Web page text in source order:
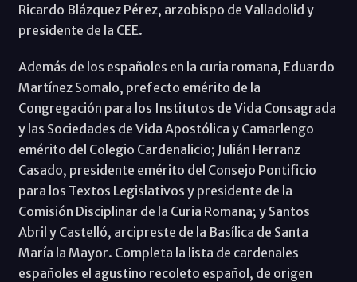
Ricardo Blázquez Pérez, arzobispo de Valladolid y
presidente de la CEE.
Además de los españoles en la curia romana, Eduardo
Martínez Somalo, prefecto emérito de la
Congregación para los Institutos de Vida Consagrada
y las Sociedades de Vida Apostólica y Camarlengo
emérito del Colegio Cardenalicio; Julián Herranz
Casado, presidente emérito del Consejo Pontificio
para los Textos Legislativos y presidente de la
Comisión Disciplinar de la Curia Romana; y Santos
Abril y Castelló, arcipreste de la Basílica de Santa
María la Mayor. Completa la lista de cardenales
españoles el agustino recoleto español, de origen